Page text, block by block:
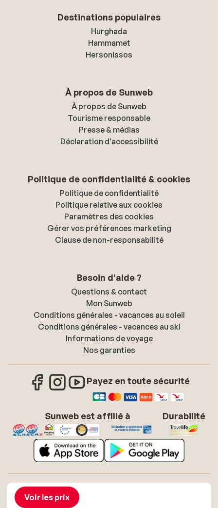
Voir les prix
Destinations populaires
Hurghada
Hammamet
Hersonissos
À propos de Sunweb
À propos de Sunweb
Tourisme responsable
Presse & médias
Déclaration d'accessibilité
Politique de confidentialité & cookies
Politique de confidentialité
Politique relative aux cookies
Paramètres des cookies
Gérer vos préférences marketing
Clause de non-responsabilité
Besoin d'aide ?
Questions & contact
Mon Sunweb
Conditions générales - vacances au soleil
Conditions générales - vacances au ski
Informations de voyage
Nos garanties
Payez en toute sécurité
Sunweb est affilié à Durabilité
À propos de Sunweb
Conditions générales vacances soleil